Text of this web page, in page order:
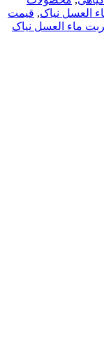
العسل نیاک, قیمت
ماء العسل نیاک